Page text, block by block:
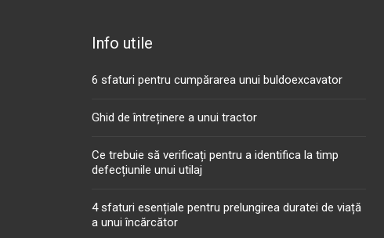
Info utile
6 sfaturi pentru cumpărarea unui buldoexcavator
Ghid de întreținere a unui tractor
Ce trebuie să verificați pentru a identifica la timp
defecțiunile unui utilaj
4 sfaturi esențiale pentru prelungirea duratei de viață
a unui încărcător